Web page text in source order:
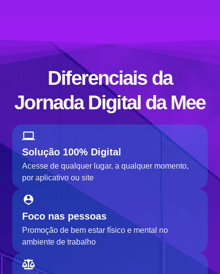
Diferenciais da
Jornada Digital da Mee
Solução 100% Digital
Acesse de qualquer lugar, a qualquer momento,
por aplicativo ou site
Foco nas pessoas
Promoção de bem estar físico e mental no
ambiente de trabalho